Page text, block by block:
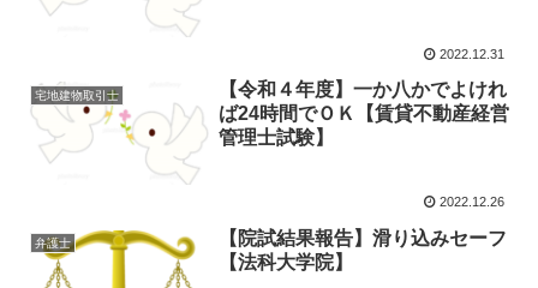
2022.12.31
宅地建物取引士
【令和４年度】一か八かでよけれ
ば24時間でＯＫ【賃貸不動産経営
管理士試験】
2022.12.26
弁護士
【院試結果報告】滑り込みセーフ
【法科大学院】